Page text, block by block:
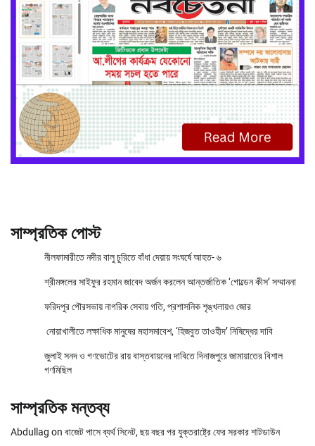
সাম্প্রতিক পোস্ট
নীলফামারীতে নদীর বালু চুরিতে বাঁধা দেয়ায় সংঘর্ষে আহত- ৬
শ্রীমঙ্গলের সাইফুর রহমান জাবেদ অর্জন করলেন আন্তর্জাতিক ‘গোল্ডেন কীস’ সম্মাননা
ফরিদপুর পৌরসভায় নাগরিক সেবায় গতি, প্রশাসনিক শৃঙ্খলায়ও জোর
নোয়াখালীতে লক্ষাধিক মানুষের মহাসমাবেশ, ‘হিজবুত তাওহীদ’ নিষিদ্ধের দাবি
জুলাই সনদ ও গণভোটের রায় বাস্তবায়নের দাবিতে দিনাজপুরে জামায়াতের বিশাল
গণমিছিল
সাম্প্রতিক মন্তব্য
Abdullag on বাজেট পাসে ব্যর্থ সিনেট, ছয় বছর পর যুক্তরাষ্ট্রে ফের সরকার শাটডাউন